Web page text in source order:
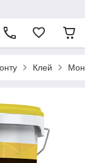
Клей